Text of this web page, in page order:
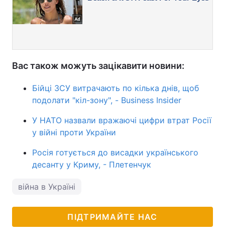
Вас також можуть зацікавити новини:
Бійці ЗСУ витрачають по кілька днів, щоб
подолати "кіл-зону", - Business Insider
У НАТО назвали вражаючі цифри втрат Росії
у війні проти України
Росія готується до висадки українського
десанту у Криму, - Плетенчук
війна в Україні
ПІДТРИМАЙТЕ НАС